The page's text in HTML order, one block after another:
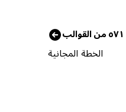
الخطة المجانية